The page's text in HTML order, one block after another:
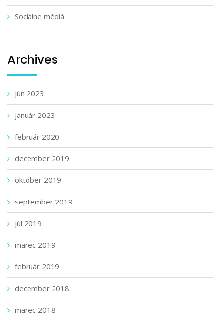
Sociálne médiá
Archives
jún 2023
január 2023
február 2020
december 2019
október 2019
september 2019
júl 2019
marec 2019
február 2019
december 2018
marec 2018